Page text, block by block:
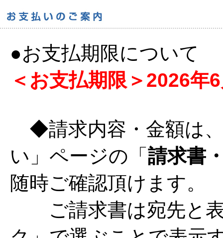
●お支払期限について
＜お支払期限＞2026年
◆請求内容・金額は
い」ページの「 請求書
随時ご確認頂けます。
ご請求書は宛先と表